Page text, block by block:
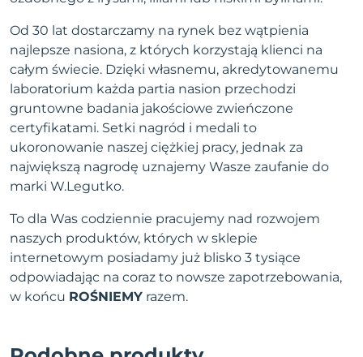
Od 30 lat dostarczamy na rynek bez wątpienia
najlepsze nasiona, z których korzystają klienci na
całym świecie. Dzięki własnemu, akredytowanemu
laboratorium każda partia nasion przechodzi
gruntowne badania jakościowe zwieńczone
certyfikatami. Setki nagród i medali to
ukoronowanie naszej ciężkiej pracy, jednak za
największą nagrodę uznajemy Wasze zaufanie do
marki W.Legutko.
To dla Was codziennie pracujemy nad rozwojem
naszych produktów, których w sklepie
internetowym posiadamy już blisko 3 tysiące
odpowiadając na coraz to nowsze zapotrzebowania,
w końcu ROŚNIEMY razem.